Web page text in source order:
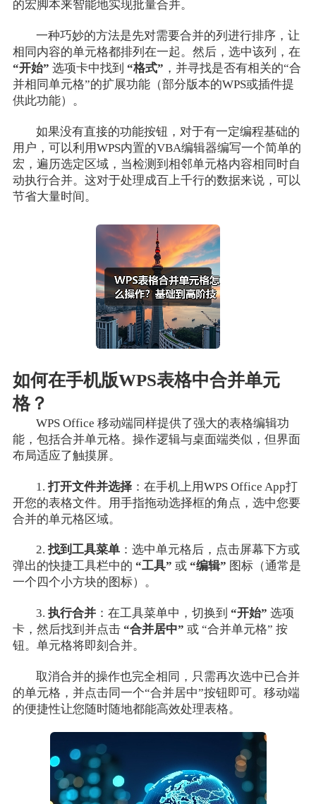
的宏脚本来智能地实现批量合并。
一种巧妙的方法是先对需要合并的列进行排序，让
相同内容的单元格都排列在一起。然后，选中该列，在
“开始” 选项卡中找到 “格式” ，并寻找是否有相关的“合
并相同单元格”的扩展功能（部分版本的WPS或插件提
供此功能）。
如果没有直接的功能按钮，对于有一定编程基础的
用户，可以利用WPS内置的VBA编辑器编写一个简单的
宏，遍历选定区域，当检测到相邻单元格内容相同时自
动执行合并。这对于处理成百上千行的数据来说，可以
节省大量时间。
如何在手机版WPS表格中合并单元
格？
WPS Office 移动端同样提供了强大的表格编辑功
能，包括合并单元格。操作逻辑与桌面端类似，但界面
布局适应了触摸屏。
1.打开文件并选择 ：在手机上用WPS Office App打
开您的表格文件。用手指拖动选择框的角点，选中您要
合并的单元格区域。
2.找到工具菜单 ：选中单元格后，点击屏幕下方或
弹出的快捷工具栏中的 “工具” 或 “编辑” 图标（通常是
一个四个小方块的图标）。
3.执行合并 ：在工具菜单中，切换到“开始” 选项
卡，然后找到并点击 “合并居中” 或 “合并单元格” 按
钮。单元格将即刻合并。
取消合并的操作也完全相同，只需再次选中已合并
的单元格，并点击同一个“合并居中”按钮即可。移动端
的便捷性让您随时随地都能高效处理表格。